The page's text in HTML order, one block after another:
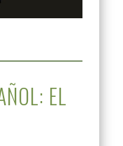
EL